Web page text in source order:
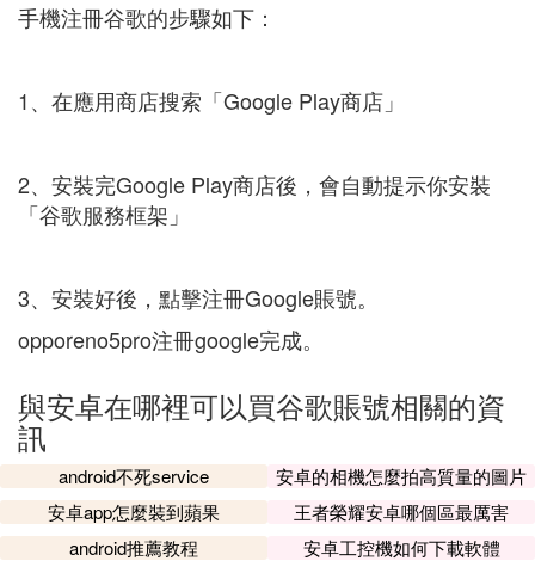
手機注冊谷歌的步驟如下：
1、在應用商店搜索「Google Play商店」
2、安裝完Google Play商店後，會自動提示你安裝
「谷歌服務框架」
3、安裝好後，點擊注冊Google賬號。
opporeno5pro注冊google完成。
與安卓在哪裡可以買谷歌賬號相關的資
訊
android不死service
安卓的相機怎麼拍高質量的圖片
安卓app怎麼裝到蘋果
王者榮耀安卓哪個區最厲害
android推薦教程
安卓工控機如何下載軟體